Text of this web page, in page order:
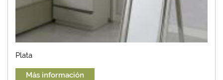
Plata
Más información